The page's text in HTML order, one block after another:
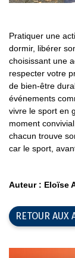
Pratiquer une
dormir, libérer
choisissant une
respecter votre
de bien-être
événements
vivre le sport en
moment
chacun trouve
car le sport,
Auteur : Eloïse
RETOUR AUX